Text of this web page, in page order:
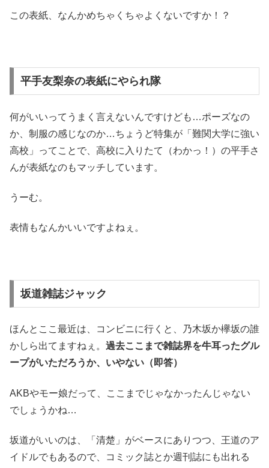
この表紙、なんかめちゃくちゃよくないですか！？
平手友梨奈の表紙にやられ隊
何がいいってうまく言えないんですけども…ポーズなの
か、制服の感じなのか…ちょうど特集が「難関大学に強い
高校」ってことで、高校に入りたて（わかっ！）の平手さ
んが表紙なのもマッチしています。
うーむ。
表情もなんかいいですよねぇ。
坂道雑誌ジャック
ほんとここ最近は、コンビニに行くと、乃木坂か欅坂の誰
かしら出てますねぇ。 過去ここまで雑誌界を牛耳ったグル
ープがいただろうか、いやない（即答）
AKBやモー娘だって、ここまでじゃなかったんじゃない
でしょうかね…
坂道がいいのは、「清楚」がベースにありつつ、王道のア
イドルでもあるので、コミック誌とか週刊誌にも出れる